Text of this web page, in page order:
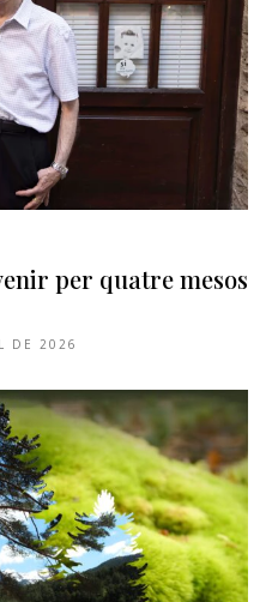
per quatre mesos
DE 2026